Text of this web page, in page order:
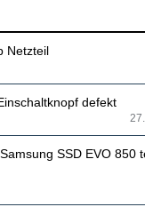
Netzteil
defekt
SSD EVO 850